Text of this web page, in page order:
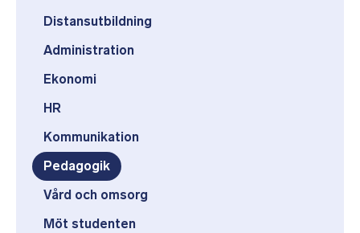
Distansutbildning
Administration
Ekonomi
HR
Kommunikation
Pedagogik
Vård och omsorg
Möt studenten